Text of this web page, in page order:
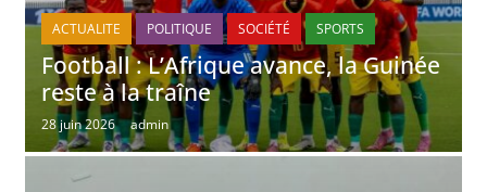
ACTUALITE POLITIQUE SOCIÉTÉ SPORTS
Football : L’Afrique avance, la Guinée
reste à la traîne
28 juin 2026 admin